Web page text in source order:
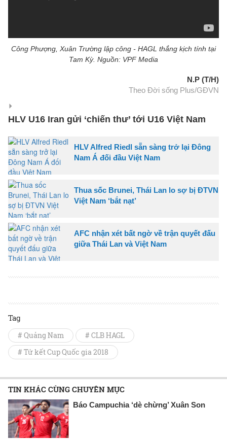
Công Phượng, Xuân Trường lập công - HAGL thắng kịch tính tại
Tam Kỳ. Nguồn: VPF Media
N.P (T/H)
Theo Đời sống Plus/GĐVN
HLV U16 Iran gửi ‘chiến thư’ tới U16 Việt Nam
HLV Alfred Riedl sẵn sàng trở lại Đông
Nam Á đối đầu Việt Nam
Thua sốc Brunei, Thái Lan lo sợ bị ĐTVN
Việt Nam ‘bắt nạt’
AFC nhận xét bất ngờ về trận quyết đấu
giữa Thái Lan và Việt Nam
Tag
# Quảng Nam
# CLB HAGL
# Tứ kết Cup Quốc gia 2018
TIN KHÁC CÙNG CHUYÊN MỤC
Báo Campuchia ‘dè chừng’ Xuân Son